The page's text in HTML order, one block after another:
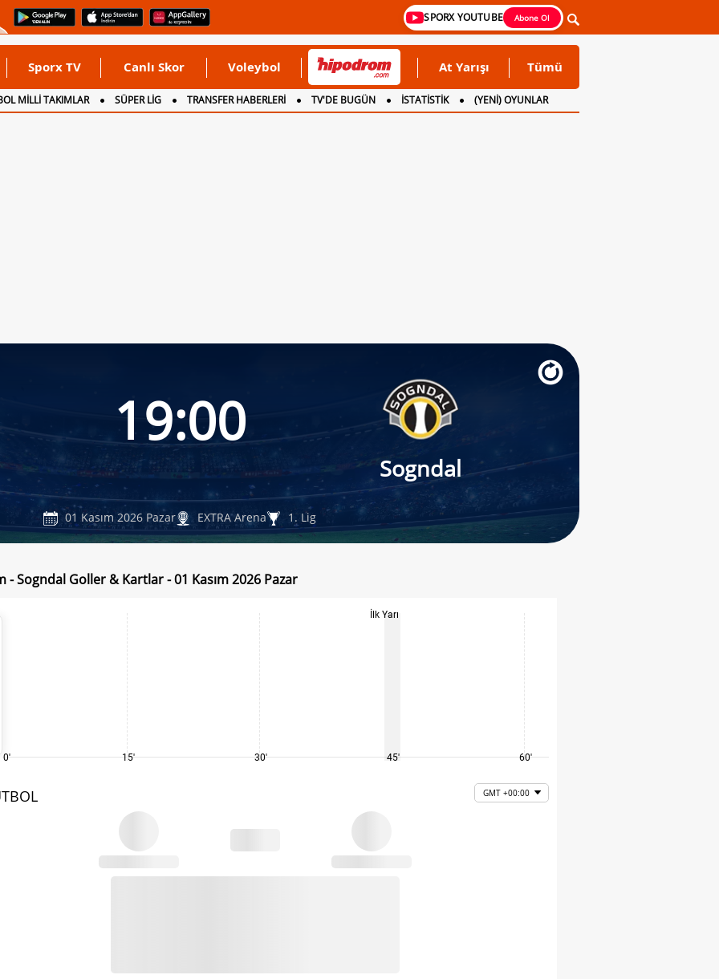
SPORX YOUTUBE Abone Ol
Sporx TV Canlı Skor Voleybol At Yarışı Tümü
MİLLİ TAKIMLAR SÜPER LİG TRANSFER HABERLERİ TV'DE BUGÜN İSTATİSTİK (YENİ) OYUNLAR
19:00
Sogndal
01 Kasım 2026 Pazar EXTRA Arena 1. Lig
- Sogndal Goller & Kartlar - 01 Kasım 2026 Pazar
0' 15' 30'
İlk Yarı
45' 60'
GMT +00:00